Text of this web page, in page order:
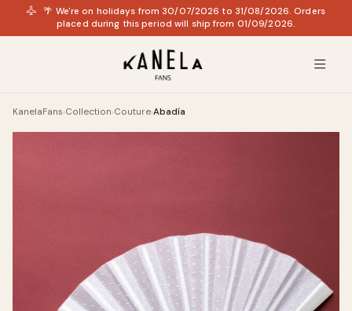
🌴 We're on holidays from 30/07/2026 to 31/08/2026. Orders
placed during this period will ship from 01/09/2026.
KanelaFans›Collection›Couture›Abadía